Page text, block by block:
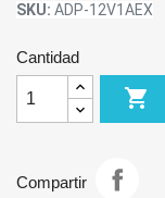
SKU: ADP-12V1AEX
Cantidad

Compartir